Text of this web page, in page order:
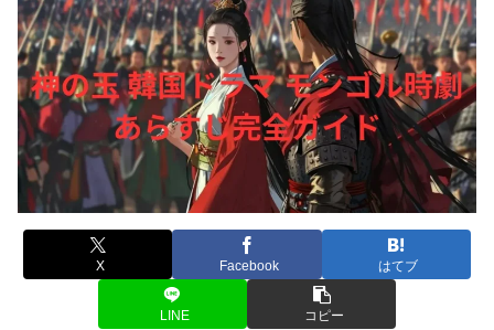
X Facebook はてブ
LINE コピー